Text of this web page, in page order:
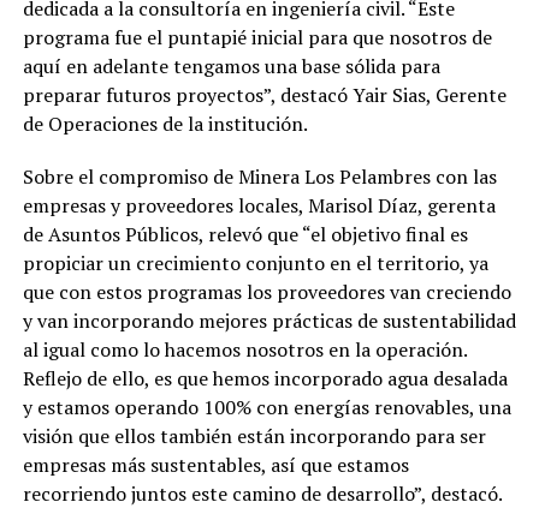
dedicada a la consultoría en ingeniería civil. “Este
programa fue el puntapié inicial para que nosotros de
aquí en adelante tengamos una base sólida para
preparar futuros proyectos”, destacó Yair Sias, Gerente
de Operaciones de la institución.
Sobre el compromiso de Minera Los Pelambres con las
empresas y proveedores locales, Marisol Díaz, gerenta
de Asuntos Públicos, relevó que “el objetivo final es
propiciar un crecimiento conjunto en el territorio, ya
que con estos programas los proveedores van creciendo
y van incorporando mejores prácticas de sustentabilidad
al igual como lo hacemos nosotros en la operación.
Reflejo de ello, es que hemos incorporado agua desalada
y estamos operando 100% con energías renovables, una
visión que ellos también están incorporando para ser
empresas más sustentables, así que estamos
recorriendo juntos este camino de desarrollo”, destacó.